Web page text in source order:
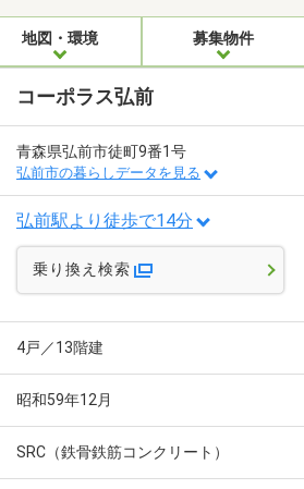
地図・環境 募集物件
コーポラス弘前
青森県弘前市徒町9番1号
弘前市の暮らしデータを見る
弘前駅より徒歩で14分
乗り換え検索
4戸／13階建
昭和59年12月
SRC（鉄骨鉄筋コンクリート）